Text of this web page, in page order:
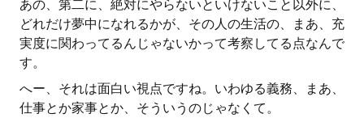
あの、第二に、絶対にやらないといけないこと以外に、
どれだけ夢中になれるかが、その人の生活の、まあ、充
実度に関わってるんじゃないかって考察してる点なんで
す。
へー、それは面白い視点ですね。いわゆる義務、まあ、
仕事とか家事とか、そういうのじゃなくて。